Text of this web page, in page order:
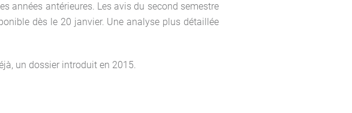
années antérieures. Les avis du second semestre
dès le 20 janvier. Une analyse plus détaillée
un dossier introduit en 2015.